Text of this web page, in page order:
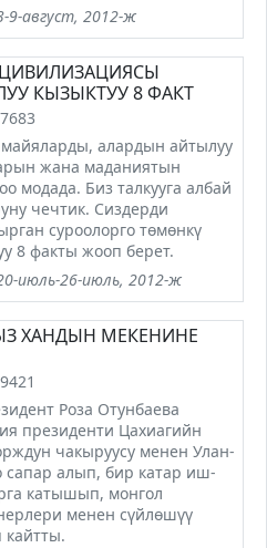
9-август, 2012-ж
КЫЗЫКТУУ 8 ФАКТ
7683
алардын айтылуу
жана маданиятын
модада. Биз талкууга албай
чечтик. Сиздерди
суроолорго төмөнкү
8 факты жооп берет.
июль-26-июль, 2012-ж
ХАНДЫН МЕКЕНИНЕ
9421
Роза Отунбаева
президенти Цахиагийн
чакыруусу менен Улан-
сапар алып, бир катар иш-
катышып, монгол
менен сүйлөшүү
кайтты.